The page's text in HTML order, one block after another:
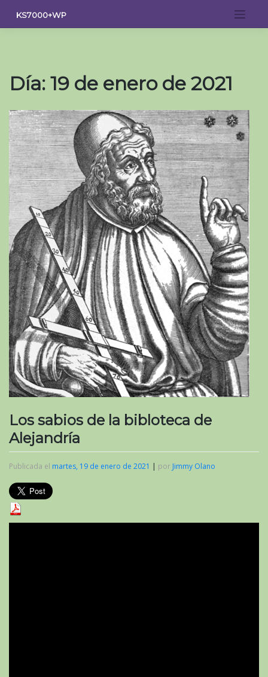
contenido
KS7000+WP
Día: 19 de enero de 2021
Los sabios de la bibloteca de
Alejandría
Publicada el martes, 19 de enero de 2021 | por Jimmy Olano